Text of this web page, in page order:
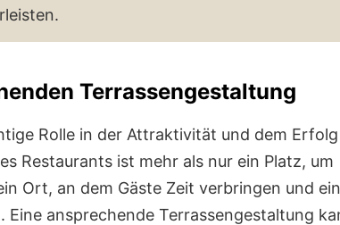
Terrassengestaltung
Rolle in der Attraktivität und dem Erfolg
Restaurants ist mehr als nur ein Platz, um
Ort, an dem Gäste Zeit verbringen und ein
ansprechende Terrassengestaltung